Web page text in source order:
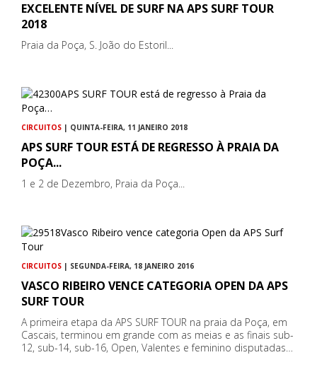
EXCELENTE NÍVEL DE SURF NA APS SURF TOUR
2018
Praia da Poça, S. João do Estoril...
CIRCUITOS | QUINTA-FEIRA, 11 JANEIRO 2018
APS SURF TOUR ESTÁ DE REGRESSO À PRAIA DA
POÇA...
1 e 2 de Dezembro, Praia da Poça...
CIRCUITOS | SEGUNDA-FEIRA, 18 JANEIRO 2016
VASCO RIBEIRO VENCE CATEGORIA OPEN DA APS
SURF TOUR
A primeira etapa da APS SURF TOUR na praia da Poça, em
Cascais, terminou em grande com as meias e as finais sub-
12, sub-14, sub-16, Open, Valentes e feminino disputadas…